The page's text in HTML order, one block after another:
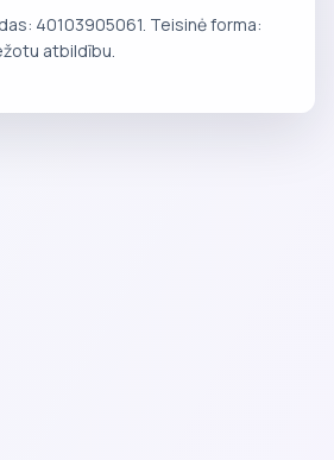
40103905061. Teisinė forma:
atbildību.